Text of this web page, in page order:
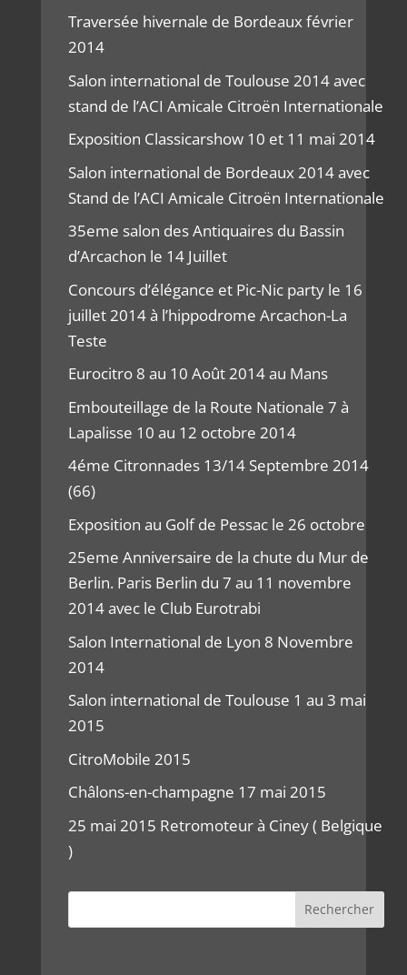
Traversée hivernale de Bordeaux février
2014
Salon international de Toulouse 2014 avec
stand de l’ACI Amicale Citroën Internationale
Exposition Classicarshow 10 et 11 mai 2014
Salon international de Bordeaux 2014 avec
Stand de l’ACI Amicale Citroën Internationale
35eme salon des Antiquaires du Bassin
d’Arcachon le 14 Juillet
Concours d’élégance et Pic-Nic party le 16
juillet 2014 à l’hippodrome Arcachon-La
Teste
Eurocitro 8 au 10 Août 2014 au Mans
Embouteillage de la Route Nationale 7 à
Lapalisse 10 au 12 octobre 2014
4éme Citronnades 13/14 Septembre 2014
(66)
Exposition au Golf de Pessac le 26 octobre
25eme Anniversaire de la chute du Mur de
Berlin. Paris Berlin du 7 au 11 novembre
2014 avec le Club Eurotrabi
Salon International de Lyon 8 Novembre
2014
Salon international de Toulouse 1 au 3 mai
2015
CitroMobile 2015
Châlons-en-champagne 17 mai 2015
25 mai 2015 Retromoteur à Ciney ( Belgique
)